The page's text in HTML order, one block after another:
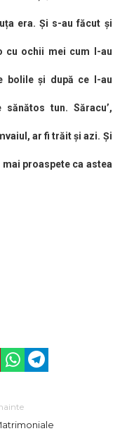
era. Și s-au făcut și
cu ochii mei cum l-au
bolile și după ce l-au
tun. Săracu’,
ar fi trăit și azi. Și
proaspete ca astea